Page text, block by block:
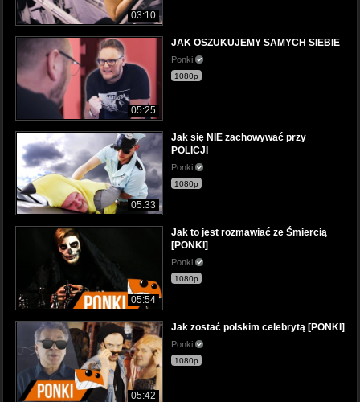
03:10
05:25
JAK OSZUKUJEMY SAMYCH SIEBIE
Ponki
1080p
05:33
Jak się NIE zachowywać przy
POLICJI
Ponki
1080p
05:54
Jak to jest rozmawiać ze Śmiercią
[PONKI]
Ponki
1080p
05:42
Jak zostać polskim celebrytą [PONKI]
Ponki
1080p